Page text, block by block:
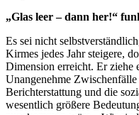
„Glas leer – dann her!“
Es sei nicht
Kirmes jedes Jahr steigere,
Dimension erreicht. Er ziehe
Unangenehme
Berichterstattung und die
wesentlich größere